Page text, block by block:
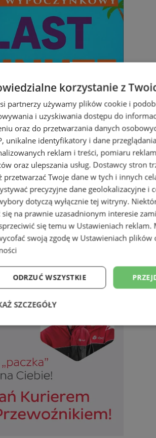
nad Bałtykiem w
Morze
korzystanie z
partnerzy używamy plików cookie i
i uzyskiwania dostępu do
oraz do przetwarzania danych
unikalne identyfikatory i dane
reklam i treści, pomiaru
oraz ulepszania usług. Dostawcy stron
przetwarzać Twoje dane w tych i innych
precyzyjne dane geolokalizacyjne i
dotyczą wyłącznie tej witryny.
się na prawnie uzasadnionym interesie
się temu w Ustawieniach reklam.
swoją zgodę w Ustawieniach plików
ODRZUĆ WSZYSTKIE
SZCZEGÓŁY
Wydajność